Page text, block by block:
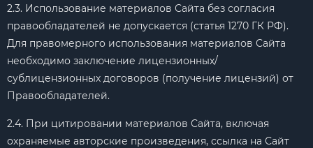
2.3. Использование материалов Сайта без согласия
правообладателей не допускается (статья 1270 ГК РФ).
Для правомерного использования материалов Сайта
необходимо заключение лицензионных/
сублицензионных договоров (получение лицензий) от
Правообладателей.
2.4. При цитировании материалов Сайта, включая
охраняемые авторские произведения, ссылка на Сайт